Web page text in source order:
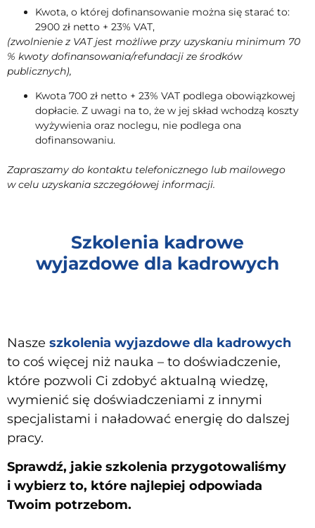
Kwota, o której dofinansowanie można się starać to:
2900 zł netto + 23% VAT,
(zwolnienie z VAT jest możliwe przy uzyskaniu minimum 70
% kwoty dofinansowania/refundacji ze środków
publicznych),
Kwota 700 zł netto + 23% VAT podlega obowiązkowej
dopłacie. Z uwagi na to, że w jej skład wchodzą koszty
wyżywienia oraz noclegu, nie podlega ona
dofinansowaniu.
Zapraszamy do kontaktu telefonicznego lub mailowego
w celu uzyskania szczegółowej informacji.
Szkolenia kadrowe
wyjazdowe dla kadrowych
Nasze szkolenia wyjazdowe dla kadrowych
to coś więcej niż nauka – to doświadczenie,
które pozwoli Ci zdobyć aktualną wiedzę,
wymienić się doświadczeniami z innymi
specjalistami i naładować energię do dalszej
pracy.
Sprawdź, jakie szkolenia przygotowaliśmy
i wybierz to, które najlepiej odpowiada
Twoim potrzebom.